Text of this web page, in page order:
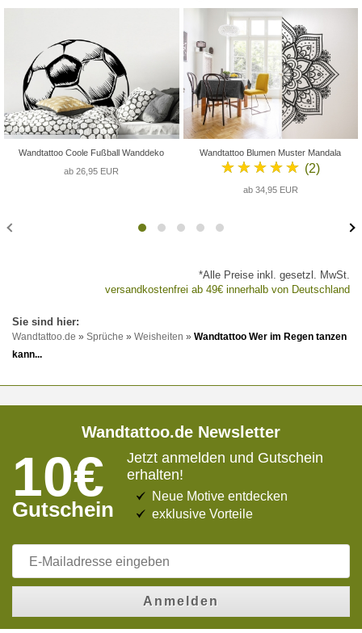
Wandtattoo Coole Fußball Wanddeko
ab 26,95 EUR
Wandtattoo Blumen Muster Mandala
★★★★★ (2)
ab 34,95 EUR
*Alle Preise inkl. gesetzl. MwSt.
versandkostenfrei ab 49€ innerhalb von Deutschland
Wandtattoo.de » Sprüche » Weisheiten » Wandtattoo Wer im Regen tanzen
kann...
Wandtattoo.de Newsletter
10€
Gutschein
Jetzt anmelden und Gutschein
erhalten!
Neue Motive entdecken
exklusive Vorteile
Anmelden